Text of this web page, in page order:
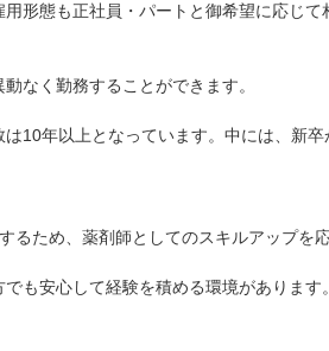
形態も正社員・パートと御希望に応じて
なく勤務することができます。
10年以上となっています。中には、新
ため、薬剤師としてのスキルアップを応
も安心して経験を積める環境がありま